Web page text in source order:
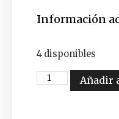
Información
4 disponibles
Añadir